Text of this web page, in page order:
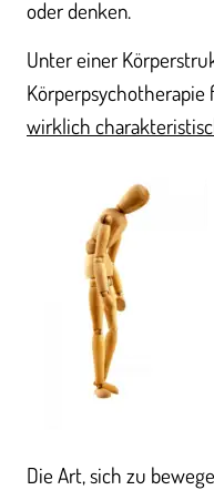
oder denken.
Unter einer
Körperpsychotherapie
wirklich
Die Art, sich zu